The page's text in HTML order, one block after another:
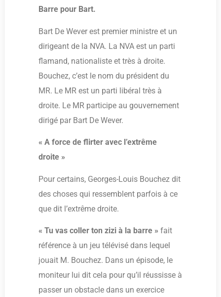
Barre pour Bart.
Bart De Wever est premier ministre et un
dirigeant de la NVA. La NVA est un parti
flamand, nationaliste et très à droite.
Bouchez, c’est le nom du président du
MR. Le MR est un parti libéral très à
droite. Le MR participe au gouvernement
dirigé par Bart De Wever.
« A force de flirter avec l’extrême
droite »
Pour certains, Georges-Louis Bouchez dit
des choses qui ressemblent parfois à ce
que dit l’extrême droite.
« Tu vas coller ton zizi à la barre » fait
référence à un jeu télévisé dans lequel
jouait M. Bouchez. Dans un épisode, le
moniteur lui dit cela pour qu’il réussisse à
passer un obstacle dans un exercice